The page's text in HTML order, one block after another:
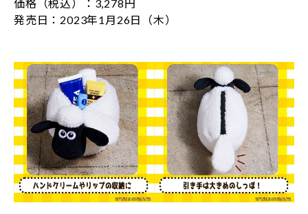
価格（税込）：3,278円
発売日：2023年1月26日（木）